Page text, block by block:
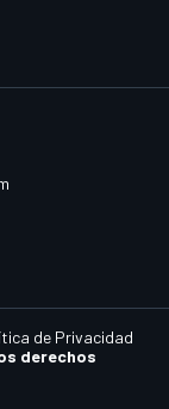
derechos
de Privacidad